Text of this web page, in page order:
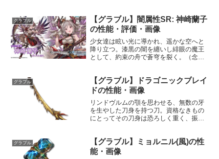
☆☆☆味方全体の全属性ダメージ70%カ
ット〔召喚枠/効果時...
グラブル
【グラブル】闇属性SR: 神崎蘭子
の性能・評価・画像
少女達は眩い光に導かれ、遥かな空へと
降り立つ。漆黒の闇を纏いし緋眼の魔王
として、約束の舟で蒼穹を裂く。（念願
156cm体重：41kg種族：ヒューマン趣
味：絵を描くこと声優：...
グラブル
【グラブル】ドラゴニックブレイ
ドの性能・画像
リンドヴルムの顎を思わせる、無数の牙
を生やした刀身を持つ刀。資格なきもの
にとってその刀身は恐ろしく重く、振る
む。性能属性武器種解放段階光刀HP攻撃
力MAXLv27338...
グラブル
【グラブル】ミョルニル(風)の性
能・画像